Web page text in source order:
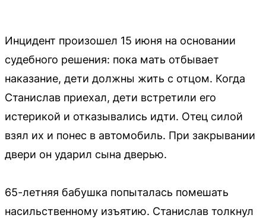
Инцидент произошел 15 июня на основании
судебного решения: пока мать отбывает
наказание, дети должны жить с отцом. Когда
Станислав приехал, дети встретили его
истерикой и отказывались идти. Отец силой
взял их и понес в автомобиль. При закрывании
двери он ударил сына дверью.
65-летняя бабушка попыталась помешать
насильственному изъятию. Станислав толкнул